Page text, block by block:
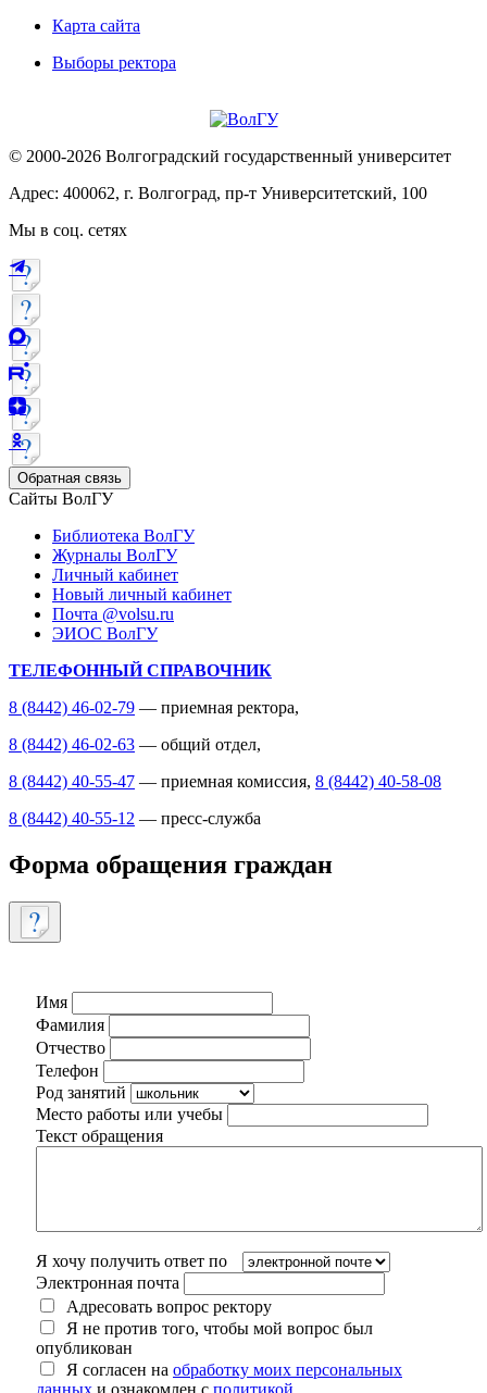
Карта сайта
Выборы ректора
© 2000-2026 Волгоградский государственный университет
Адрес: 400062, г. Волгоград, пр-т Университетский, 100
Мы в соц. сетях
Обратная связь
Сайты ВолГУ
Библиотека ВолГУ
Журналы ВолГУ
Личный кабинет
Новый личный кабинет
Почта @volsu.ru
ЭИОС ВолГУ
ТЕЛЕФОННЫЙ СПРАВОЧНИК
8 (8442) 46-02-79 — приемная ректора,
8 (8442) 46-02-63 — общий отдел,
8 (8442) 40-55-47 — приемная комиссия, 8 (8442) 40-58-08
8 (8442) 40-55-12 — пресс-служба
Форма обращения граждан
Имя
Фамилия
Отчество
Телефон
Род занятий
Место работы или учебы
Текст обращения
Я хочу получить ответ по
Электронная почта
Адресовать вопрос ректору
Я не против того, чтобы мой вопрос был
опубликован
Я согласен на обработку моих персональных